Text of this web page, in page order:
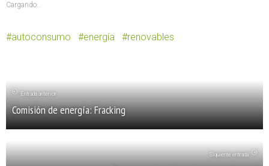
Cargando...
autoconsumo energía renovables
Entrada anterior
Comisión de energía: Fracking
Siquiente entrada